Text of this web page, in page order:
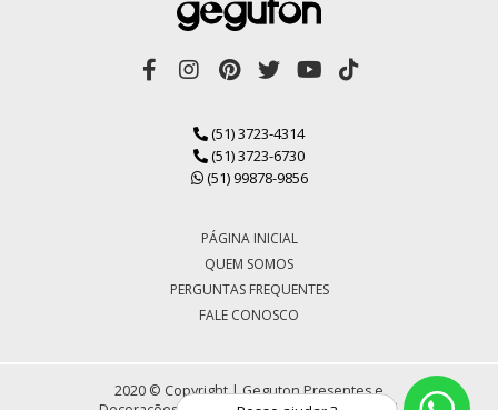
(51) 3723-4314
(51) 3723-6730
(51) 99878-9856
PÁGINA INICIAL
QUEM SOMOS
PERGUNTAS FREQUENTES
FALE CONOSCO
2020 © Copyright | Geguton Presentes e